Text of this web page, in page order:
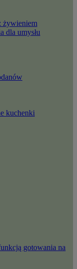
żywieniem
dla umysłu
kuchenki
gotowania na